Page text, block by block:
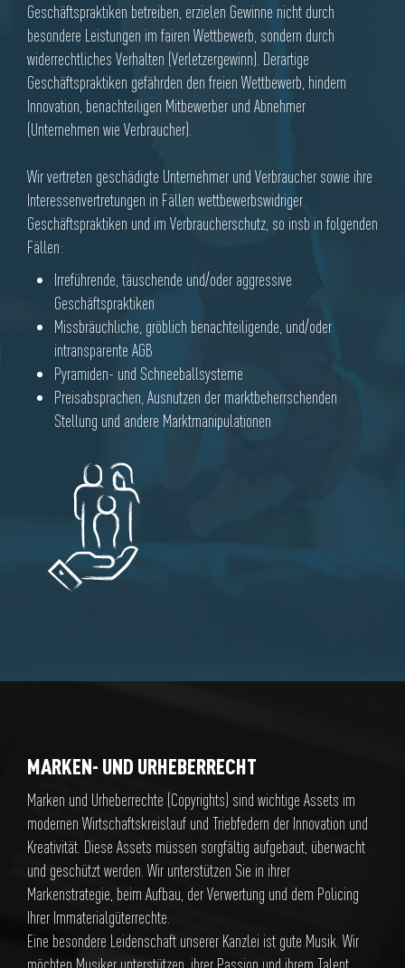
Geschäftspraktiken betreiben, erzielen Gewinne nicht durch
besondere Leistungen im fairen Wettbewerb, sondern durch
widerrechtliches Verhalten (Verletzergewinn). Derartige
Geschäftspraktiken gefährden den freien Wettbewerb, hindern
Innovation, benachteiligen Mitbewerber und Abnehmer
(Unternehmen wie Verbraucher).
Wir vertreten geschädigte Unternehmer und Verbraucher sowie ihre
Interessenvertretungen in Fällen wettbewerbswidriger
Geschäftspraktiken und im Verbraucherschutz, so insb in folgenden
Fällen:
Irreführende, täuschende und/oder aggressive
Geschäftspraktiken
Missbräuchliche, gröblich benachteiligende, und/oder
intransparente AGB
Pyramiden- und Schneeballsysteme
Preisabsprachen, Ausnutzen der marktbeherrschenden
Stellung und andere Marktmanipulationen
MARKEN- UND URHEBERRECHT
Marken und Urheberrechte (Copyrights) sind wichtige Assets im
modernen Wirtschaftskreislauf und Triebfedern der Innovation und
Kreativität. Diese Assets müssen sorgfältig aufgebaut, überwacht
und geschützt werden. Wir unterstützen Sie in ihrer
Markenstrategie, beim Aufbau, der Verwertung und dem Policing
Ihrer Immaterialgüterrechte.
Eine besondere Leidenschaft unserer Kanzlei ist gute Musik. Wir